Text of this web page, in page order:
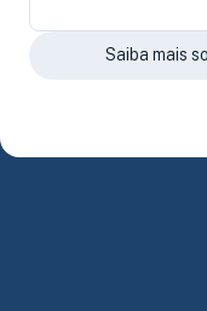
Saiba mais